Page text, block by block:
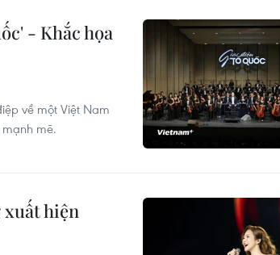
- Khắc họa
về một Việt Nam
mẽ.
xuất hiện